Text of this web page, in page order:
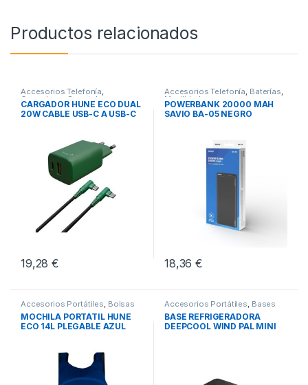
Productos relacionados
Accesorios Telefonía,
Cargadores Smartphones,
Movilidad
CARGADOR HUNE ECO DUAL
20W CABLE USB-C A USB-C
19,28€
Accesorios Telefonía, Baterías,
Movilidad
POWERBANK 20000 MAH
SAVIO BA-05 NEGRO
18,36€
Accesorios Portátiles, Bolsas
Transporte Portátiles, Movilidad
MOCHILA PORTATIL HUNE
ECO 14L PLEGABLE AZUL
Accesorios Portátiles, Bases
Refrigeradoras,Movilidad
BASE REFRIGERADORA
DEEPCOOL WIND PAL MINI